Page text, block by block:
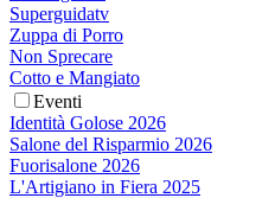
Superguidatv
Zuppa di Porro
Non Sprecare
Cotto e Mangiato
Eventi
Identità Golose 2026
Salone del Risparmio 2026
Fuorisalone 2026
L'Artigiano in Fiera 2025